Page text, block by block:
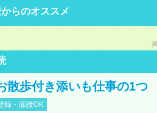
らのオススメ
散歩付き添いも仕事の1つ
録・面接OK